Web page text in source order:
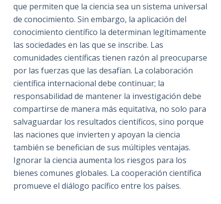
que permiten que la ciencia sea un sistema universal
de conocimiento. Sin embargo, la aplicación del
conocimiento científico la determinan legítimamente
las sociedades en las que se inscribe. Las
comunidades científicas tienen razón al preocuparse
por las fuerzas que las desafían. La colaboración
científica internacional debe continuar; la
responsabilidad de mantener la investigación debe
compartirse de manera más equitativa, no solo para
salvaguardar los resultados científicos, sino porque
las naciones que invierten y apoyan la ciencia
también se benefician de sus múltiples ventajas.
Ignorar la ciencia aumenta los riesgos para los
bienes comunes globales. La cooperación científica
promueve el diálogo pacífico entre los países.